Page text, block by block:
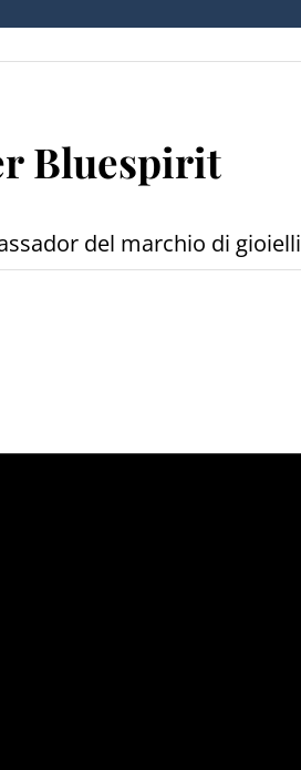
Bluespirit
del marchio di gioielli